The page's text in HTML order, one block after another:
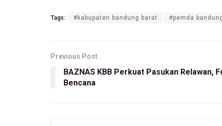
Tags: #kabupaten bandung barat #pemda
Previous Post
BAZNAS KBB Perkuat Pasukan Relawan,
Bencana